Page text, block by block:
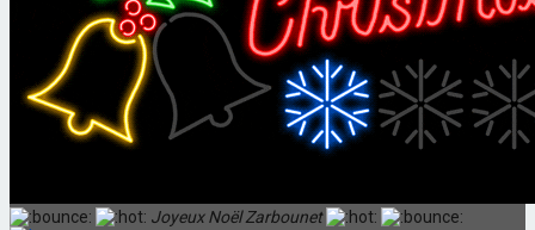
Joyeux Noël Zarbounet